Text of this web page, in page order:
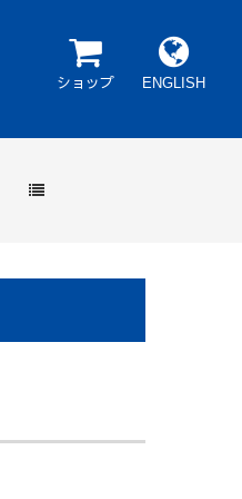
ENGLISH
ショップ